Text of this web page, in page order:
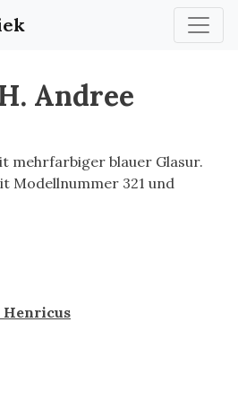
Andree
mehrfarbiger blauer Glasur.
Modellnummer 321 und
Henricus